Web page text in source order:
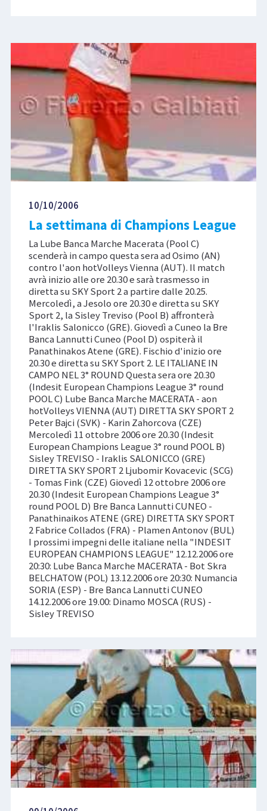
10/10/2006
La settimana di Champions League
La Lube Banca Marche Macerata (Pool C)
scenderà in campo questa sera ad Osimo (AN)
contro l'aon hotVolleys Vienna (AUT). Il match
avrà inizio alle ore 20.30 e sarà trasmesso in
diretta su SKY Sport 2 a partire dalle 20.25.
Mercoledì, a Jesolo ore 20.30 e diretta su SKY
Sport 2, la Sisley Treviso (Pool B) affronterà
l'Iraklis Salonicco (GRE). Giovedì a Cuneo la Bre
Banca Lannutti Cuneo (Pool D) ospiterà il
Panathinakos Atene (GRE). Fischio d'inizio ore
20.30 e diretta su SKY Sport 2. LE ITALIANE IN
CAMPO NEL 3° ROUND Questa sera ore 20.30
(Indesit European Champions League 3° round
POOL C) Lube Banca Marche MACERATA - aon
hotVolleys VIENNA (AUT) DIRETTA SKY SPORT 2
Peter Bajci (SVK) - Karin Zahorcova (CZE)
Mercoledì 11 ottobre 2006 ore 20.30 (Indesit
European Champions League 3° round POOL B)
Sisley TREVISO - Iraklis SALONICCO (GRE)
DIRETTA SKY SPORT 2 Ljubomir Kovacevic (SCG)
- Tomas Fink (CZE) Giovedì 12 ottobre 2006 ore
20.30 (Indesit European Champions League 3°
round POOL D) Bre Banca Lannutti CUNEO -
Panathinaikos ATENE (GRE) DIRETTA SKY SPORT
2 Fabrice Collados (FRA) - Plamen Antonov (BUL)
I prossimi impegni delle italiane nella "INDESIT
EUROPEAN CHAMPIONS LEAGUE" 12.12.2006 ore
20:30: Lube Banca Marche MACERATA - Bot Skra
BELCHATOW (POL) 13.12.2006 ore 20:30: Numancia
SORIA (ESP) - Bre Banca Lannutti CUNEO
14.12.2006 ore 19.00: Dinamo MOSCA (RUS) -
Sisley TREVISO